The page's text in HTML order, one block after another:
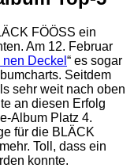
FÖÖSS ein
Am 12. Februar
nen Deckel “ es sogar
Seitdem
sehr weit nach oben
an diesen Erfolg
Album Platz 4.
für die BLÄCK
Toll, dass ein
konnte.